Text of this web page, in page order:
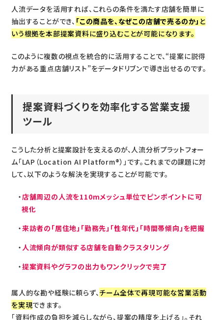
人流データを活用すれば、これらの条件を満たす店舗を簡単に
抽出することができ、 「この商品を、なぜこの店舗で売るのか」 と
いう根拠を本部提案資料に盛り込むことが可能になります。
このように複数の視点を統合的に活用することで、“提案に説得
力がある重点店舗リスト”をデータドリブンで導き出せるのです。
提案資料づくりを効率化する営業支援
ツール
こうした分析と提案設計を支えるのが、人流分析プラットフォー
ム「LAP（Location AI Platform®）」です。これまでの課題に対
して、以下のような解決を実現することが可能です。
店舗周辺の人流を110mメッシュ単位でピンポイントに可
視化
来訪者の「居住地」「勤務先」「性年代」「時間帯傾向」を把握
人流傾向が類似する店舗を自動クラスタリング
提案資料やグラフの出力もワンクリックで完了
属人的な勘や経験に頼らず、チーム全体で再現可能な営業活動
を実現できます。
「資料作成の負担を減らしながら、提案の精度を上げる」。それ